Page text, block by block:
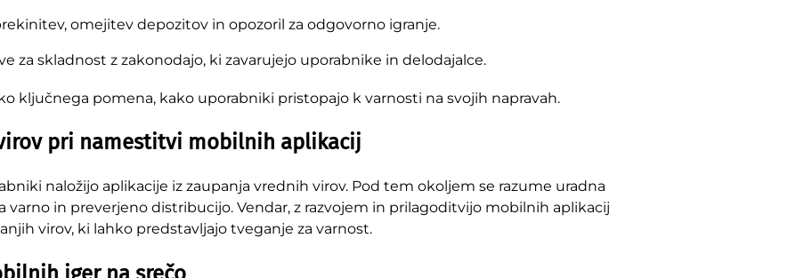
omejitev depozitov in opozoril za odgovorno igranje.
za skladnost z zakonodajo, ki zavarujejo uporabnike in delodajalce.
ključnega pomena, kako uporabniki pristopajo k varnosti na svojih napravah.
pri namestitvi mobilnih aplikacij
naložijo aplikacije iz zaupanja vrednih virov. Pod tem okoljem se razume uradna
varno in preverjeno distribucijo. Vendar, z razvojem in prilagoditvijo mobilnih aplikacij
virov, ki lahko predstavljajo tveganje za varnost.